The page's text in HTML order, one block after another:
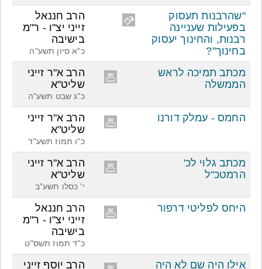
"שהרבנות תעסוק
בפעילות שעניינה
רבנות, והחינוך יעסוק
בחינוך"?
הרב חננאל
זייני יצ"ו - ר"מ
בישיבה
כ"א סיון תשע"ה
מכתב תמיכה לראש
הממשלה
הרב א"ר זייני
שליט"א
כ"ג שבט תשע"ה
החמס - עמלק דורנו
הרב א"ר זייני
שליט"א
כ"ו תמוז תשע"ד
מכתב גלוי לכ'
הרמטכ"ל
הרב א"ר זייני
שליט"א
י' כסלו תשע"ב
היחס לפליטי דרפור
הרב חננאל
זייני יצ"ו - ר"מ
בישיבה
כ"ד תמוז תשס"ט
אילו היה שם לא היה
הרב יוסף זייני